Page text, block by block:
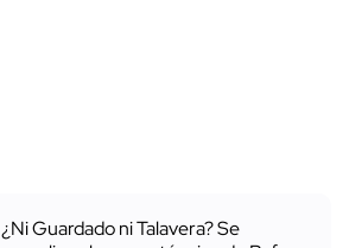
¿Ni Guardado ni Talavera? Se